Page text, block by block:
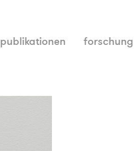
publikationen forschung